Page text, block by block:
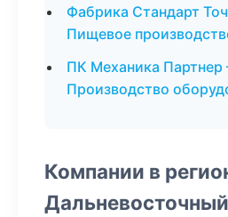
Фабрика Стандарт
Пищевое
ПК Механика
Производство
Компании в
Дальневосточный